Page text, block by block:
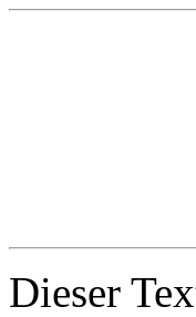
Dieser